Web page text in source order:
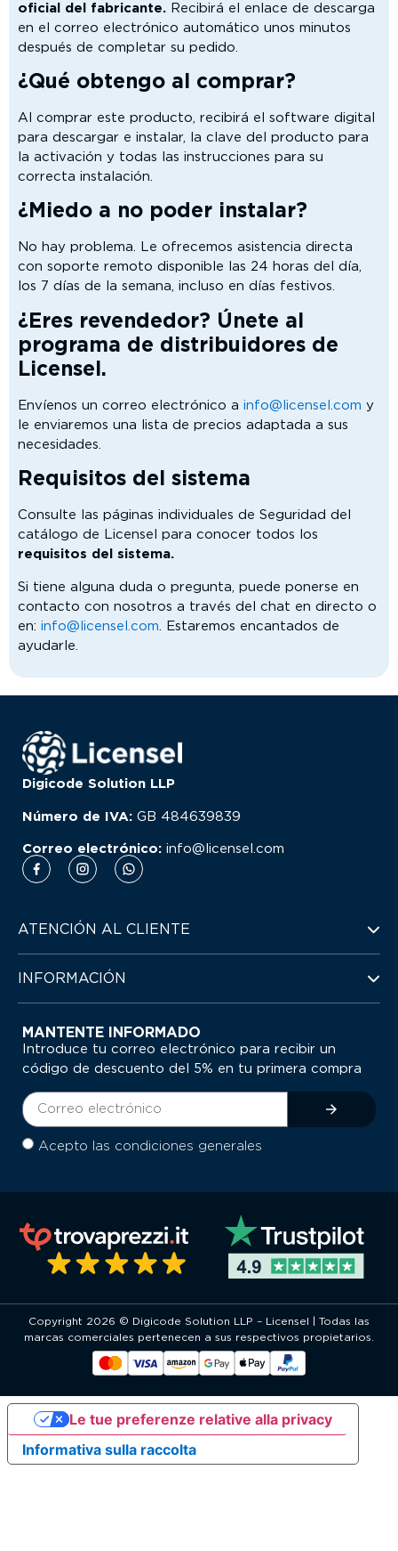
oficial del fabricante. Recibirá el enlace de descarga
en el correo electrónico automático unos minutos
después de completar su pedido.
¿Qué obtengo al comprar?
Al comprar este producto, recibirá el software digital
para descargar e instalar, la clave del producto para
la activación y todas las instrucciones para su
correcta instalación.
¿Miedo a no poder instalar?
No hay problema. Le ofrecemos asistencia directa
con soporte remoto disponible las 24 horas del día,
los 7 días de la semana, incluso en días festivos.
¿Eres revendedor? Únete al
programa de distribuidores de
Licensel.
Envíenos un correo electrónico a info@licensel.com y
le enviaremos una lista de precios adaptada a sus
necesidades.
Requisitos del sistema
Consulte las páginas individuales de Seguridad del
catálogo de Licensel para conocer todos los
requisitos del sistema.
Si tiene alguna duda o pregunta, puede ponerse en
contacto con nosotros a través del chat en directo o
en: info@licensel.com . Estaremos encantados de
ayudarle.
Digicode Solution LLP
Número de IVA: GB 484639839
Correo electrónico: info@licensel.com
ATENCIÓN AL CLIENTE
INFORMACIÓN
MANTENTE INFORMADO
Introduce tu correo electrónico para recibir un
código de descuento del 5% en tu primera compra
Acepto las condiciones generales
Copyright 2026 © Digicode Solution LLP – Licensel | Todas las
marcas comerciales pertenecen a sus respectivos propietarios.
Informativa sulla raccolta
Le tue preferenze relative alla privacy